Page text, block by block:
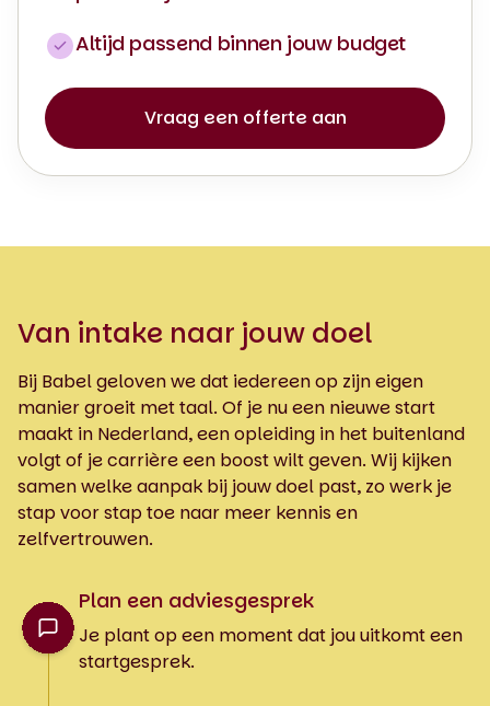
Altijd passend binnen jouw budget
Vraag een offerte aan
Van intake naar jouw doel
Bij Babel geloven we dat iedereen op zijn eigen
manier groeit met taal. Of je nu een nieuwe start
maakt in Nederland, een opleiding in het buitenland
volgt of je carrière een boost wilt geven. Wij kijken
samen welke aanpak bij jouw doel past, zo werk je
stap voor stap toe naar meer kennis en
zelfvertrouwen.
Plan een adviesgesprek
Je plant op een moment dat jou uitkomt een
startgesprek.